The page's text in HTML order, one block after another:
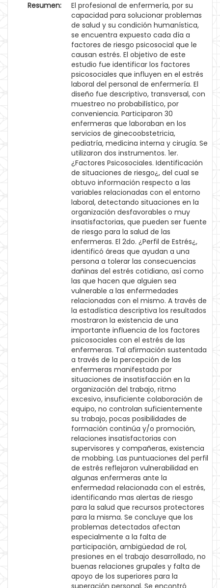
Resumen:
El profesional de enfermería, por su
capacidad para solucionar problemas
de salud y su condición humanística,
se encuentra expuesto cada día a
factores de riesgo psicosocial que le
causan estrés. El objetivo de este
estudio fue identificar los factores
psicosociales que influyen en el estrés
laboral del personal de enfermería. El
diseño fue descriptivo, transversal, con
muestreo no probabilístico, por
conveniencia. Participaron 30
enfermeras que laboraban en los
servicios de ginecoobstetricia,
pediatría, medicina interna y cirugía. Se
utilizaron dos instrumentos. 1er.
¿Factores Psicosociales. Identificación
de situaciones de riesgo¿, del cual se
obtuvo información respecto a las
variables relacionadas con el entorno
laboral, detectando situaciones en la
organización desfavorables o muy
insatisfactorias, que pueden ser fuente
de riesgo para la salud de las
enfermeras. El 2do. ¿Perfil de Estrés¿,
identificó áreas que ayudan a una
persona a tolerar las consecuencias
dañinas del estrés cotidiano, así como
las que hacen que alguien sea
vulnerable a las enfermedades
relacionadas con el mismo. A través de
la estadística descriptiva los resultados
mostraron la existencia de una
importante influencia de los factores
psicosociales con el estrés de las
enfermeras. Tal afirmación sustentada
a través de la percepción de las
enfermeras manifestada por
situaciones de insatisfacción en la
organización del trabajo, ritmo
excesivo, insuficiente colaboración de
equipo, no controlan suficientemente
su trabajo, pocas posibilidades de
formación continúa y/o promoción,
relaciones insatisfactorias con
supervisores y compañeras, existencia
de mobbing. Las puntuaciones del perfil
de estrés reflejaron vulnerabilidad en
algunas enfermeras ante la
enfermedad relacionada con el estrés,
identificando mas alertas de riesgo
para la salud que recursos protectores
para la misma. Se concluye que los
problemas detectados afectan
especialmente a la falta de
participación, ambigüedad de rol,
presiones en el trabajo desarrollado, no
buenas relaciones grupales y falta de
apoyo de los superiores para la
superación personal. Se encontró